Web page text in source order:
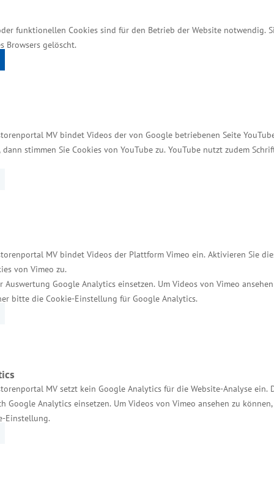
funktionellen Cookies sind für den Betrieb der Website notwendig.
Browsers gelöscht.
MV bindet Videos der von Google betriebenen Seite
dann stimmen Sie Cookies von YouTube zu. YouTube nutzt zudem
MV bindet Videos der Plattform Vimeo ein. Aktivieren Sie
von Vimeo zu.
Auswertung Google Analytics einsetzen. Um Videos von Vimeo
bitte die Cookie-Einstellung für Google Analytics.
MV setzt kein Google Analytics für die Website-Analyse ein.
Google Analytics einsetzen. Um Videos von Vimeo ansehen zu
Einstellung.
hervorragend ausgebauten Gewerbegebieten.
noch stärker vermarktet werden. Hierzu
Wohn- und Lebensqualität. Professionelle
Rudolph.
Jobs gesichert
Vorhaben mit einem
die Vorhaben mit Investitionszuschüsse in
Wirtschaftsstruktur“ (GRW). „Mit den
bzw. neu geschaffen worden“, sagte Rudolph.
des Landes, Michael Sturm, hat eine
in MV 76 internationale und nationale
Insgesamt konnten damit 121 neue
ihr Vorhaben in Mecklenburg-
Jahren integraler Bestandteil unserer
konnten wir eine erfolgreiche
resümiert Sturm anlässlich des
unserer Unternehmen sind zwei
Unterstützungsmöglichkeiten des